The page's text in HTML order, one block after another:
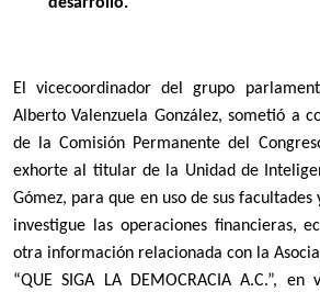
El vicecoordinador del grupo
Alberto Valenzuela González, sometió a
de la Comisión Permanente del
exhorte al titular de la Unidad de
Gómez, para que en uso de sus
investigue las operaciones financieras,
otra información relacionada con la
“QUE SIGA LA DEMOCRACIA A.C.”,